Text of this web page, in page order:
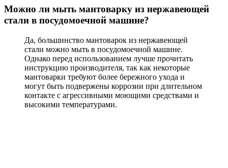
Можно ли мыть мантоварку из нержавеющей
стали в посудомоечной машине?
Да, большинство мантоварок из нержавеющей
стали можно мыть в посудомоечной машине.
Однако перед использованием лучше прочитать
инструкцию производителя, так как некоторые
мантоварки требуют более бережного ухода и
могут быть подвержены коррозии при длительном
контакте с агрессивными моющими средствами и
высокими температурами.